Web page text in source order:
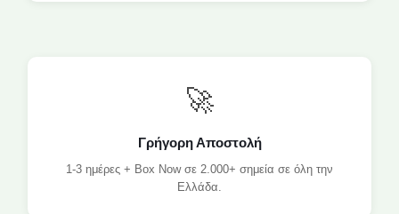
🚀
Γρήγορη Αποστολή
1-3 ημέρες + Box Now σε 2.000+ σημεία σε όλη την
Ελλάδα.